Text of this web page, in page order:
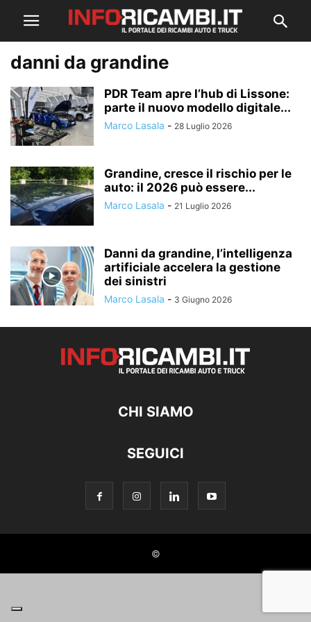
danni da grandine
PDR Team apre l’hub di Lissone:
parte il nuovo modello digitale...
Marco Lasala - 28 Luglio 2026
Grandine, cresce il rischio per le
auto: il 2026 può essere...
Marco Lasala - 21 Luglio 2026
Danni da grandine, l’intelligenza
artificiale accelera la gestione
dei sinistri
Marco Lasala - 3 Giugno 2026
CHI SIAMO
SEGUICI
©